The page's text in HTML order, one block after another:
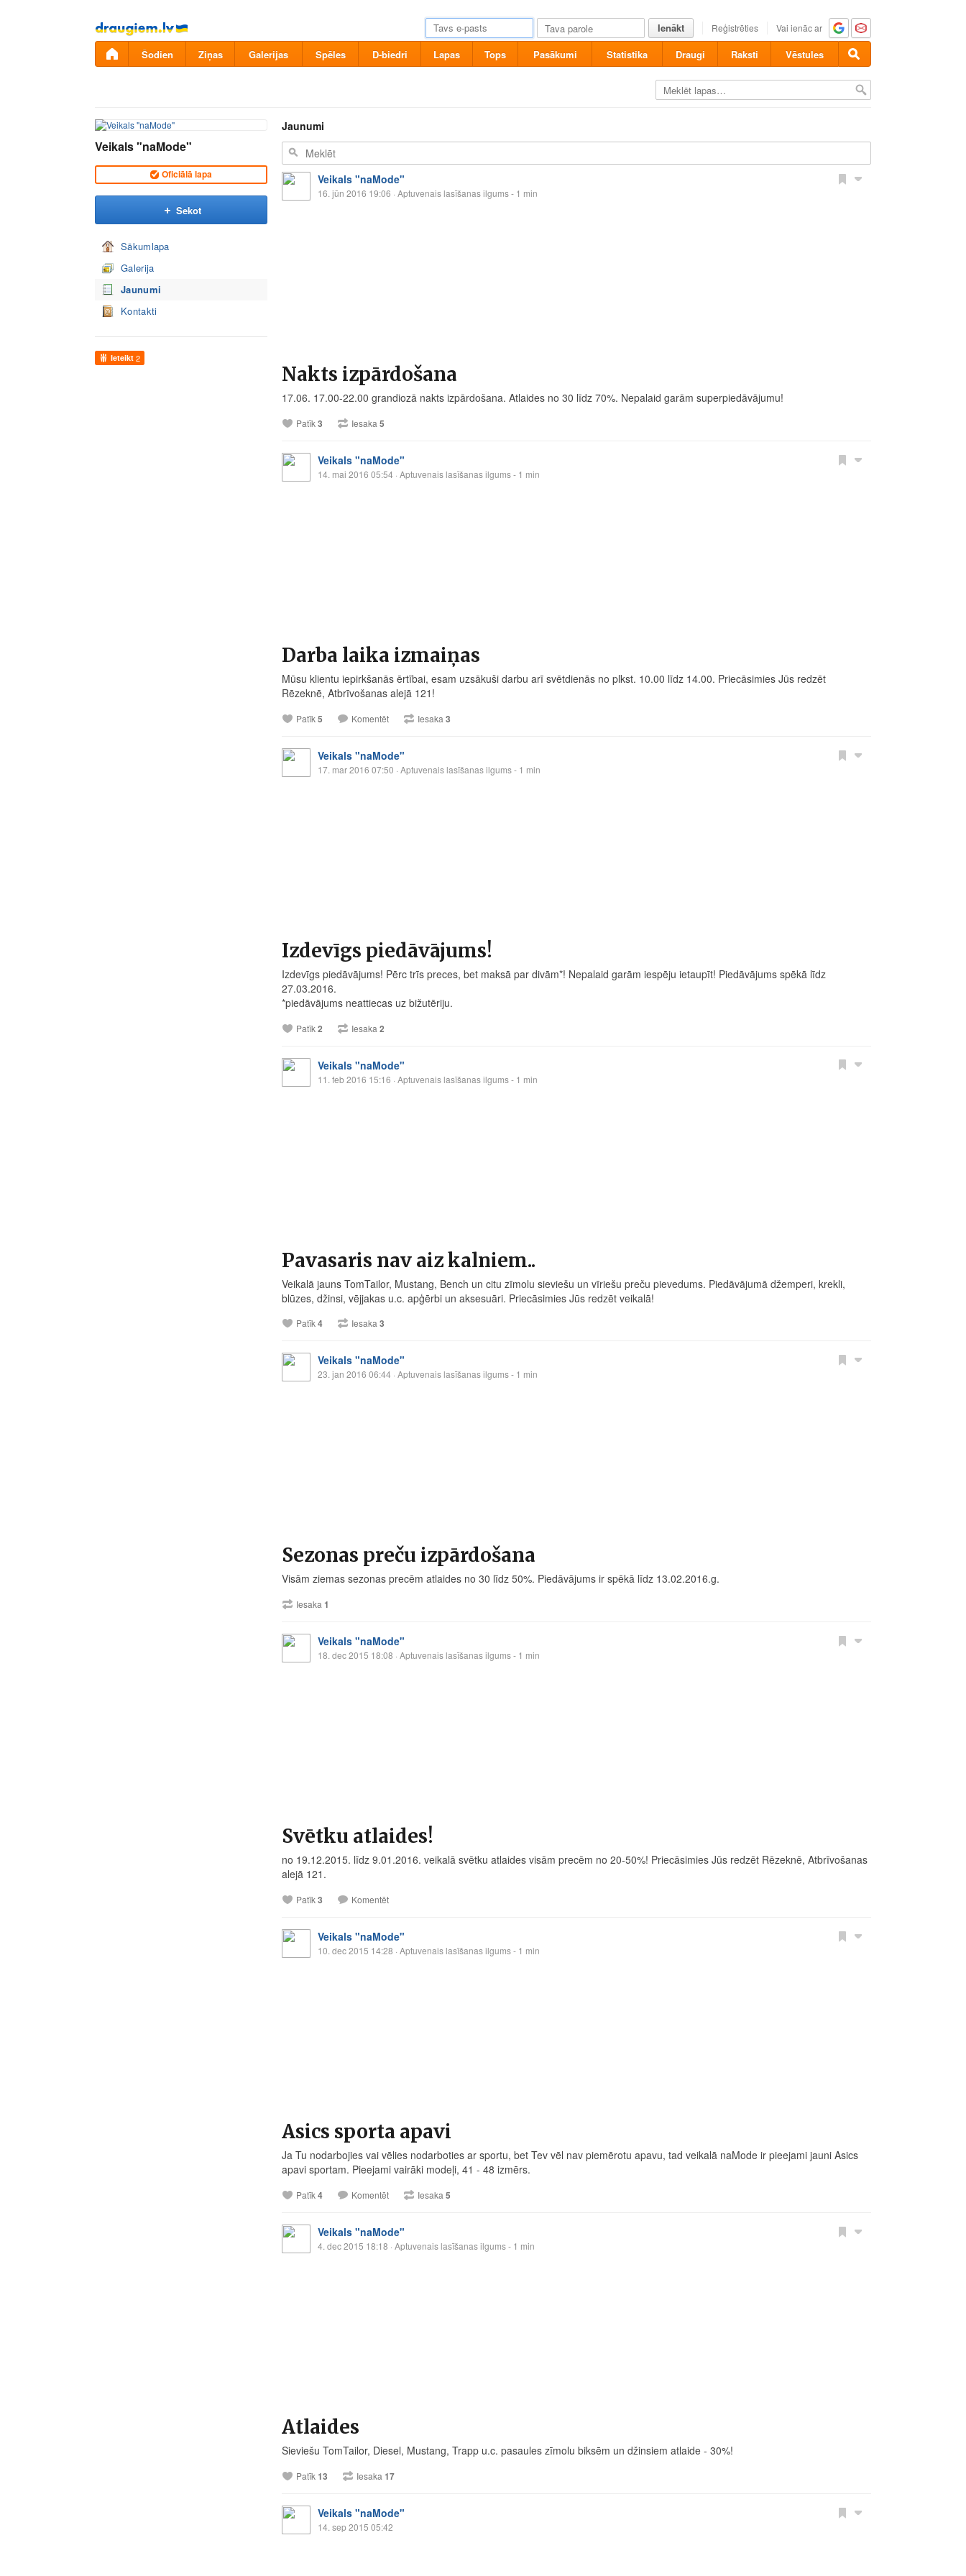
Pāriet
uz
saturu
Ienākt Reģistrēties Vai ienāc ar
Šodien Ziņas Galerijas Spēles D-biedri Lapas Tops Pasākumi Statistika Draugi Raksti Vēstules
Veikals "naMode"
Oficiālā lapa
Sekot
Sākumlapa
Galerija
Jaunumi
Kontakti
Ieteikt 2
Jaunumi
Veikals "naMode"
16. jūn 2016 19:06 · Aptuvenais lasīšanas ilgums - 1 min
Nakts izpārdošana
17.06. 17.00-22.00 grandiozā nakts izpārdošana. Atlaides no 30 līdz 70%. Nepalaid garām superpiedāvājumu!
Patīk3 Iesaka 5
Veikals "naMode"
14. mai 2016 05:54 · Aptuvenais lasīšanas ilgums - 1 min
Darba laika izmaiņas
Mūsu klientu iepirkšanās ērtībai, esam uzsākuši darbu arī svētdienās no plkst. 10.00 līdz 14.00. Priecāsimies Jūs redzēt
Rēzeknē, Atbrīvošanas alejā 121!
Patīk5 Komentēt Iesaka 3
Veikals "naMode"
17. mar 2016 07:50 · Aptuvenais lasīšanas ilgums - 1 min
Izdevīgs piedāvājums!
Izdevīgs piedāvājums! Pērc trīs preces, bet maksā par divām*! Nepalaid garām iespēju ietaupīt! Piedāvājums spēkā līdz
27.03.2016.
*piedāvājums neattiecas uz bižutēriju.
Patīk2 Iesaka 2
Veikals "naMode"
11. feb 2016 15:16 · Aptuvenais lasīšanas ilgums - 1 min
Pavasaris nav aiz kalniem..
Veikalā jauns TomTailor, Mustang, Bench un citu zīmolu sieviešu un vīriešu preču pievedums. Piedāvājumā džemperi, krekli,
blūzes, džinsi, vējjakas u.c. apģērbi un aksesuāri. Priecāsimies Jūs redzēt veikalā!
Patīk4 Iesaka3
Veikals "naMode"
23. jan 2016 06:44 · Aptuvenais lasīšanas ilgums - 1 min
Sezonas preču izpārdošana
Visām ziemas sezonas precēm atlaides no 30 līdz 50%. Piedāvājums ir spēkā līdz 13.02.2016.g.
Iesaka 1
Veikals "naMode"
18. dec 2015 18:08 · Aptuvenais lasīšanas ilgums - 1 min
Svētku atlaides!
no 19.12.2015. līdz 9.01.2016. veikalā svētku atlaides visām precēm no 20-50%! Priecāsimies Jūs redzēt Rēzeknē, Atbrīvošanas
alejā 121.
Patīk3 Komentēt
Veikals "naMode"
10. dec 2015 14:28 · Aptuvenais lasīšanas ilgums - 1 min
Asics sporta apavi
Ja Tu nodarbojies vai vēlies nodarboties ar sportu, bet Tev vēl nav piemērotu apavu, tad veikalā naMode ir pieejami jauni Asics
apavi sportam. Pieejami vairāki modeļi, 41 - 48 izmērs.
Patīk4 Komentēt Iesaka 5
Veikals "naMode"
4. dec 2015 18:18 · Aptuvenais lasīšanas ilgums - 1 min
Atlaides
Sieviešu TomTailor, Diesel, Mustang, Trapp u.c. pasaules zīmolu biksēm un džinsiem atlaide - 30%!
Patīk13 Iesaka 17
Veikals "naMode"
14. sep 2015 05:42